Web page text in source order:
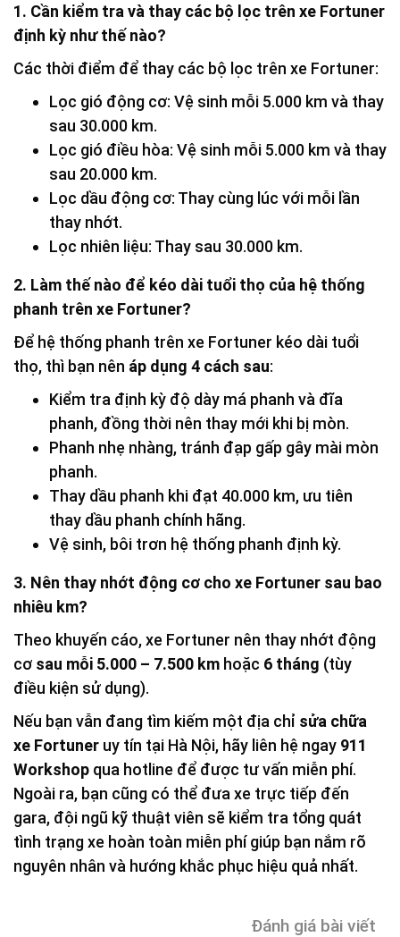
1. Cần kiểm tra và thay các bộ lọc trên xe Fortuner
định kỳ như thế nào?
Các thời điểm để thay các bộ lọc trên xe Fortuner:
Lọc gió động cơ: Vệ sinh mỗi 5.000 km và thay
sau 30.000 km.
Lọc gió điều hòa: Vệ sinh mỗi 5.000 km và thay
sau 20.000 km.
Lọc dầu động cơ: Thay cùng lúc với mỗi lần
thay nhớt.
Lọc nhiên liệu: Thay sau 30.000 km.
2. Làm thế nào để kéo dài tuổi thọ của hệ thống
phanh trên xe Fortuner?
Để hệ thống phanh trên xe Fortuner kéo dài tuổi
thọ, thì bạn nên áp dụng 4 cách sau:
Kiểm tra định kỳ độ dày má phanh và đĩa
phanh, đồng thời nên thay mới khi bị mòn.
Phanh nhẹ nhàng, tránh đạp gấp gây mài mòn
phanh.
Thay dầu phanh khi đạt 40.000 km, ưu tiên
thay dầu phanh chính hãng.
Vệ sinh, bôi trơn hệ thống phanh định kỳ.
3. Nên thay nhớt động cơ cho xe Fortuner sau bao
nhiêu km?
Theo khuyến cáo, xe Fortuner nên thay nhớt động
cơ sau mỗi 5.000 – 7.500 km hoặc 6 tháng (tùy
điều kiện sử dụng).
Nếu bạn vẫn đang tìm kiếm một địa chỉ sửa chữa
xe Fortuner uy tín tại Hà Nội, hãy liên hệ ngay 911
Workshop qua hotline để được tư vấn miễn phí.
Ngoài ra, bạn cũng có thể đưa xe trực tiếp đến
gara, đội ngũ kỹ thuật viên sẽ kiểm tra tổng quát
tình trạng xe hoàn toàn miễn phí giúp bạn nắm rõ
nguyên nhân và hướng khắc phục hiệu quả nhất.
Đánh giá bài viết